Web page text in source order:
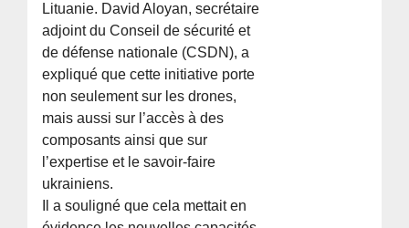
Lituanie. David Aloyan, secrétaire
adjoint du Conseil de sécurité et
de défense nationale (CSDN), a
expliqué que cette initiative porte
non seulement sur les drones,
mais aussi sur l’accès à des
composants ainsi que sur
l’expertise et le savoir-faire
ukrainiens.
Il a souligné que cela mettait en